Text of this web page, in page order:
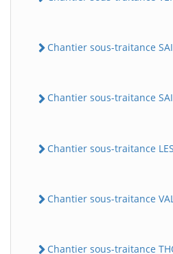
Chantier sous-traitance
Chantier sous-traitance
Chantier sous-traitance
Chantier sous-traitance
Chantier sous-traitance